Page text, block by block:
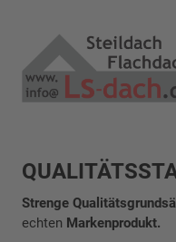
Strenge
echten Markenprodukt.